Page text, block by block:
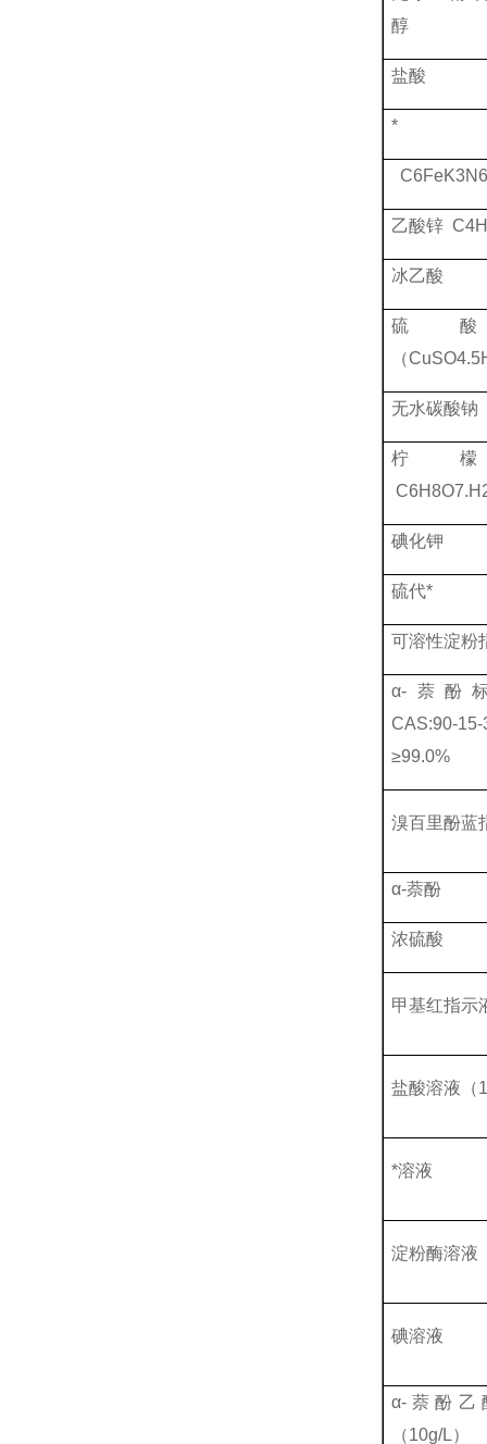
醇
盐酸
*
乙酸锌
冰乙酸
硫
（
无水碳酸钠
柠
碘化钾
硫代*
可溶性淀粉
α-萘酚
CAS:90-
≥99.0%
溴百里酚蓝
α-萘酚
浓硫酸
甲基红指示
盐酸溶液（
*溶液
淀粉酶溶液
碘溶液
α-萘酚乙
（10g/L）